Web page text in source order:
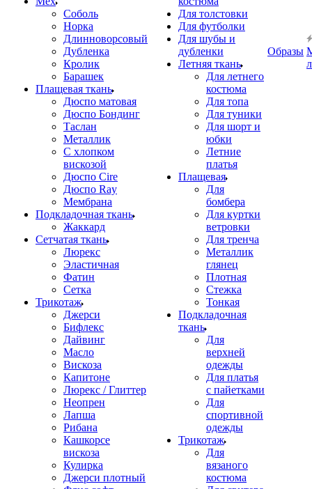
Соболь
Норка
Длинноворсовый
Дубленка
Кролик
Барашек
Плащевая ткань
Дюспо матовая
Дюспо Бондинг
Таслан
Металлик
С хлопком
вискозой
Дюспо Cire
Дюспо Ray
Мембрана
Подкладочная ткань
Жаккард
Сетчатая ткань
Люрекс
Эластичная
Фатин
Сетка
Трикотаж
Джерси
Бифлекс
Дайвинг
Масло
Вискоза
Капитоне
Люрекс / Глиттер
Неопрен
Лапша
Рибана
Кашкорсе
вискоза
Кулирка
Джерси плотный
Для толстовки
Для футболки
Для шубы и
дубленки
Летняя ткань
Для летнего
костюма
Для топа
Для туники
Для шорт и
юбки
Летние
платья
Плащевая
Для
бомбера
Для куртки
ветровки
Для тренча
Металлик
глянец
Плотная
Стежка
Тонкая
Подкладочная
ткань
Для
верхней
одежды
Для платья
с пайетками
Для
спортивной
одежды
Трикотаж
Для
вязаного
костюма
Образы